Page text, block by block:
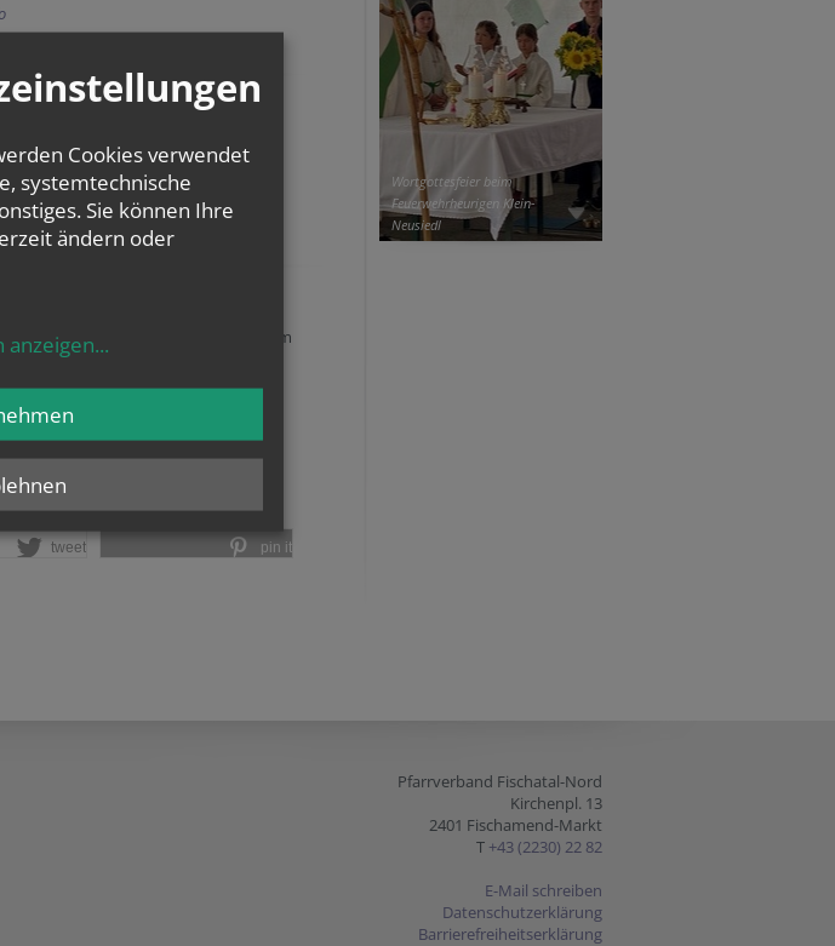
- Pfarre Schwadorf
die aktuelle Wochen-Info
zum
als PDF-Datei:
unseren aktuellen Monatsplan
zum
als PDF-Datei:
tweet pin it
Wortgottesfeier beim
Feuerwehrheurigen Klein-
Neusiedl
Pfarrverband Fischatal-Nord
Kirchenpl. 13
2401 Fischamend-Markt
T +43 (2230) 22 82
E-Mail schreiben
Datenschutzerklärung
Barrierefreiheitserklärung
Cookies verwendet
systemtechnische
Sie können Ihre
ändern oder
...